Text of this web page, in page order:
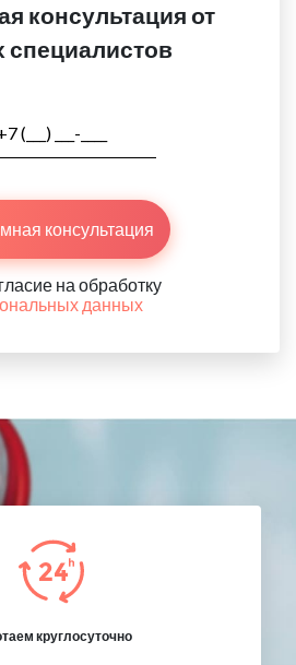
консультация от
специалистов
консультация
на обработку
данных
круглосуточно